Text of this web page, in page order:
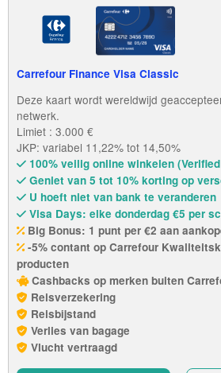
Carrefour Finance Visa Classic
Deze kaart wordt wereldwijd
netwerk.
Limiet : 3.000 €
JKP: variabel 11,22% tot 14,50%
100% veilig online winkelen
Geniet van 5 tot 10% korting op
U hoeft niet van bank te veranderen
Visa Days: elke donderdag €5 per
Big Bonus: 1 punt per €2 aan
-5% contant op Carrefour
producten
Cashbacks op merken buiten
Reisverzekering
Reisbijstand
Verlies van bagage
Vlucht vertraagd